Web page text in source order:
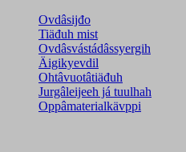
Ovdâsijđo
Tiäđuh mist
Ovdâsvástádâssyergih
Äigikyevdil
Ohtâvuotâtiäđuh
Jurgâleijeeh já tuulhah
Oppâmaterialkävppi